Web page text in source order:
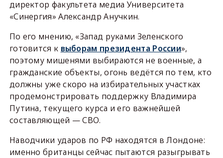
директор факультета медиа Университета
«Синергия» Александр Анучкин.
По его мнению, «Запад руками Зеленского
готовится к выборам президента России»,
поэтому мишенями выбираются не военные, а
гражданские объекты, огонь ведётся по тем, кто
должны уже скоро на избирательных участках
продемонстрировать поддержку Владимира
Путина, текущего курса и его важнейшей
составляющей — СВО.
Наводчики ударов по РФ находятся в Лондоне:
именно британцы сейчас пытаются разыгрывать